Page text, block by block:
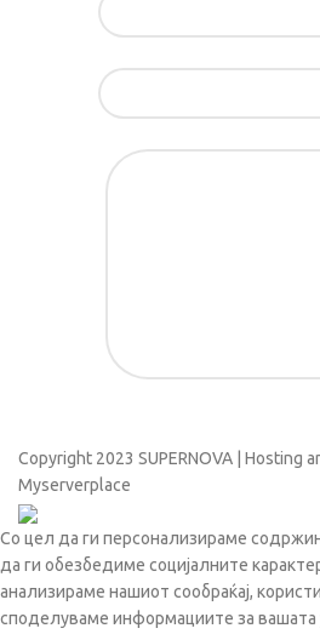
Copyright 2023 SUPERNOVA | Hosting
Myserverplace
Со цел да ги персонализираме
да ги обезбедиме социјалните
анализираме нашиот сообраќај,
споделуваме информациите за вашата